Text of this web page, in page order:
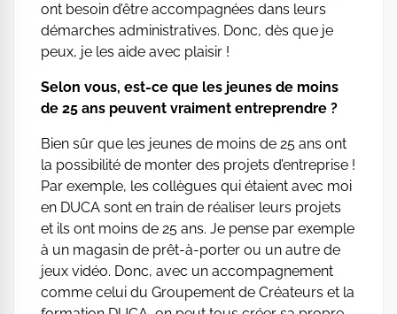
ont besoin d’être accompagnées dans leurs
démarches administratives. Donc, dès que je
peux, je les aide avec plaisir !
Selon vous, est-ce que les jeunes de moins
de 25 ans peuvent vraiment entreprendre ?
Bien sûr que les jeunes de moins de 25 ans ont
la possibilité de monter des projets d’entreprise !
Par exemple, les collègues qui étaient avec moi
en DUCA sont en train de réaliser leurs projets
et ils ont moins de 25 ans. Je pense par exemple
à un magasin de prêt-à-porter ou un autre de
jeux vidéo. Donc, avec un accompagnement
comme celui du Groupement de Créateurs et la